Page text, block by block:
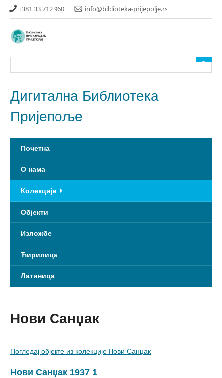
Прескочи
садржаја
+381 33 712 960 info@biblioteka-prijepolje.rs
Дигитална Библиотека
Пријепоље
Почетна
О нама
Колекције
Објекти
Изложбе
Ћирилица
Латиница
Нови Санџак
Погледај објекте из колекције Нови Санџак
Нови Санџак 1937 1